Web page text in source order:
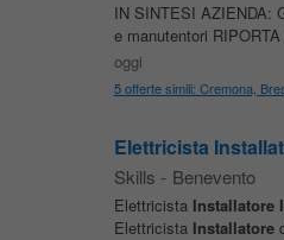
IN SINTESI AZIENDA:
e manutentori
oggi
5 offerte simili: Cremona,
Elettricista
Skills - Benevento
Elettricista Installatore
Elettricista Installatore